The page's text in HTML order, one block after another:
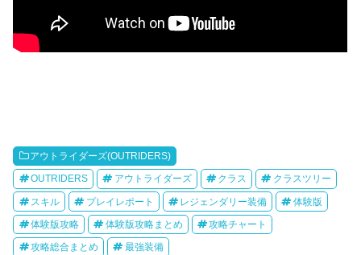
アウトライダーズ(OUTRIDERS)
OUTRIDERS アウトライダーズ クラス クラスツリー
スキル プレイレポート レジェンダリー装備 体験版
体験版攻略 体験版攻略まとめ 攻略チャート
攻略総合まとめ 最強装備